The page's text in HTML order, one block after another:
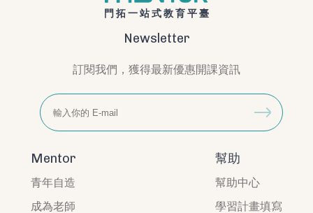
門拓一站式教育平臺
Newsletter
訂閱我們，獲得最新優惠開課資訊
Mentor
青年自造
成為老師
幫助
幫助中心
學習計畫填寫